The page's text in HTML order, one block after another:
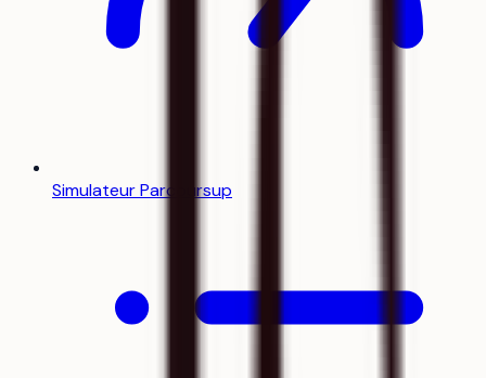
Simulateur Parcoursup